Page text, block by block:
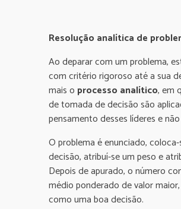
Resolução analítica de
Ao deparar com um problema,
com critério rigoroso até a sua
mais o processo analítico, em
de tomada de decisão são
pensamento desses líderes e
O problema é enunciado,
decisão, atribuí-se um peso e
Depois de apurado, o número
médio ponderado de valor
como uma boa decisão.